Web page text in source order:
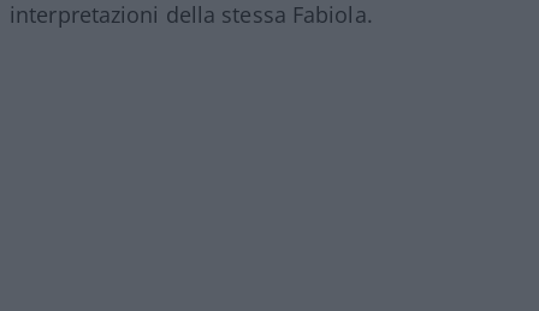
interpretazioni della stessa Fabiola.